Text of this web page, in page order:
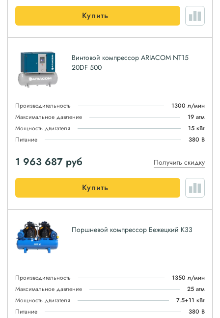
Купить
Винтовой компрессор ARIACOM NT15
20DF 500
Производительность
1300 л/мин
Максимальное давление
19 атм
Мощность двигателя
15 кВт
Питание
380 В
1 963 687 руб Получить скидку
Купить
Поршневой компрессор Бежецкий К33
Производительность
1350 л/мин
Максимальное давление
25 атм
Мощность двигателя
7.5+11 кВт
Питание
380 В